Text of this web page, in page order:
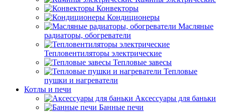
Конвекторы
Кондиционеры
Масляные
радиаторы, обогреватели
Тепловентиляторы электрические
Тепловые завесы
Тепловые
пушки и нагреватели
Котлы и печи
Аксессуары для баньки
Банные печи